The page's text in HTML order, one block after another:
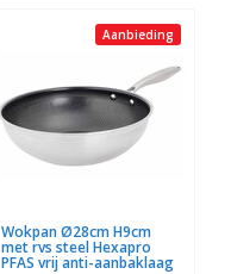
Aanbieding
Wokpan Ø28cm H9cm
met rvs steel Hexapro
PFAS vrij anti-aanbaklaag